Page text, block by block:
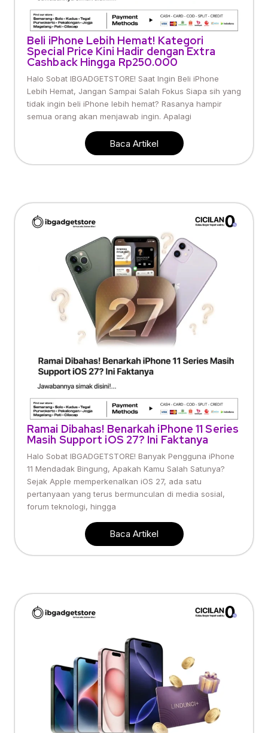
Beli iPhone Lebih Hemat! Kategori
Special Price Kini Hadir dengan Extra
Cashback Hingga Rp250.000
Halo Sobat IBGADGETSTORE! Saat Ingin Beli iPhone
Lebih Hemat, Jangan Sampai Salah Fokus Siapa sih yang
tidak ingin beli iPhone lebih hemat? Rasanya hampir
semua orang akan menjawab ingin. Apalagi
Baca Artikel
Ramai Dibahas! Benarkah iPhone 11 Series
Masih Support iOS 27? Ini Faktanya
Halo Sobat IBGADGETSTORE! Banyak Pengguna iPhone
11 Mendadak Bingung, Apakah Kamu Salah Satunya?
Sejak Apple memperkenalkan iOS 27, ada satu
pertanyaan yang terus bermunculan di media sosial,
forum teknologi, hingga
Baca Artikel